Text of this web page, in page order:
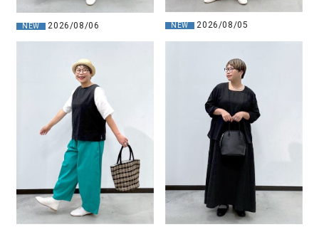
NEW 2026/08/06 NEW 2026/08/05